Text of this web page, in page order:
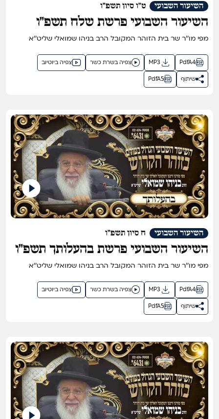
ט"ו סיון תשפ"ו השיעור השבועי
השיעור השבועי פרשת שלח תשפ"ו
מפי מו''ר שר בית הזוהר המקובל הרב בניהו שמואלי שליט''א
צפיה ביוטיוב צפיה בשרת כשר MP3 PdfA4
PdfA5 שיתוף
ח סיון תשפ"ו השיעור השבועי
השיעור השבועי פרשת בהעלותך תשפ"ו
מפי מו''ר שר בית הזוהר המקובל הרב בניהו שמואלי שליט''א
צפיה ביוטיוב צפיה בשרת כשר MP3 PdfA4
PdfA5 שיתוף